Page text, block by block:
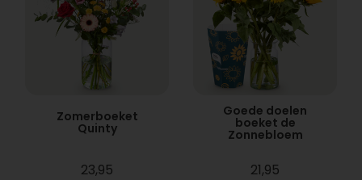
Zomerboeket
Quinty
23,95
Goede doelen
boeket de
Zonnebloem
21,95